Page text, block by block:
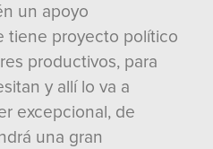
un apoyo
tiene proyecto político
productivos, para
y allí lo va a
excepcional, de
una gran